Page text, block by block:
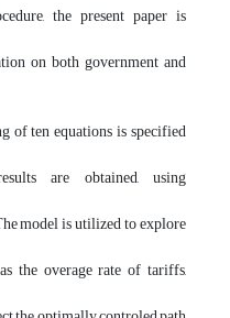
the present paper is
on both government and
of ten equations is specified
are obtained, using
model is utilized to explore
the overage rate of tariffs,